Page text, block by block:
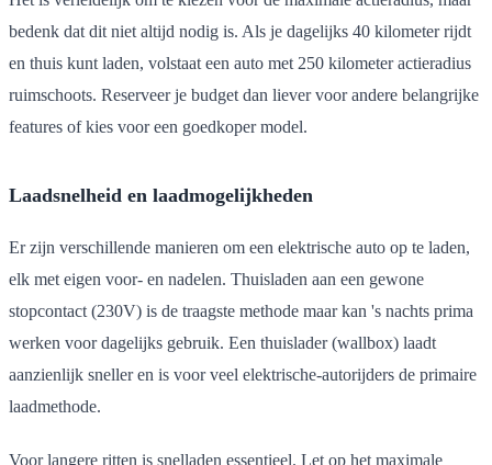
bedenk dat dit niet altijd nodig is. Als je dagelijks 40 kilometer rijdt
en thuis kunt laden, volstaat een auto met 250 kilometer actieradius
ruimschoots. Reserveer je budget dan liever voor andere belangrijke
features of kies voor een goedkoper model.
Laadsnelheid en laadmogelijkheden
Er zijn verschillende manieren om een elektrische auto op te laden,
elk met eigen voor- en nadelen. Thuisladen aan een gewone
stopcontact (230V) is de traagste methode maar kan 's nachts prima
werken voor dagelijks gebruik. Een thuislader (wallbox) laadt
aanzienlijk sneller en is voor veel elektrische-autorijders de primaire
laadmethode.
Voor langere ritten is snelladen essentieel. Let op het maximale